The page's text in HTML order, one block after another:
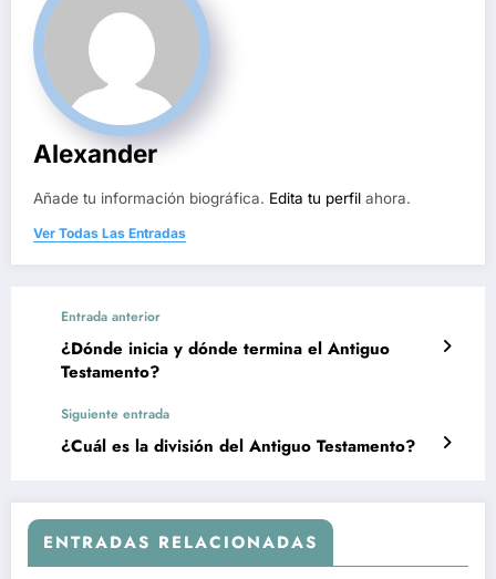
Alexander
Añade tu información biográfica. Edita tu perfil ahora.
Ver Todas Las Entradas
Entrada anterior
¿Dónde inicia y dónde termina el Antiguo
Testamento?
Siguiente entrada
¿Cuál es la división del Antiguo Testamento?
ENTRADAS RELACIONADAS